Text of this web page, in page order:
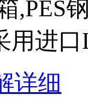
,PES
用进
详细